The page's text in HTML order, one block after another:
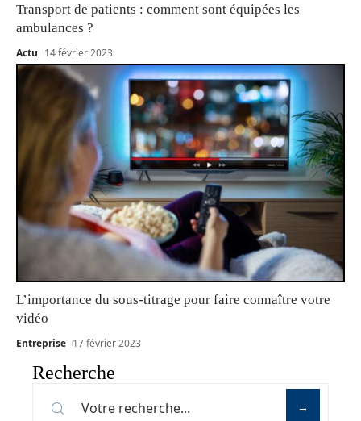
Transport de patients : comment sont équipées les
ambulances ?
Actu 14 février 2023
L’importance du sous-titrage pour faire connaître votre
vidéo
Entreprise 17 février 2023
Recherche